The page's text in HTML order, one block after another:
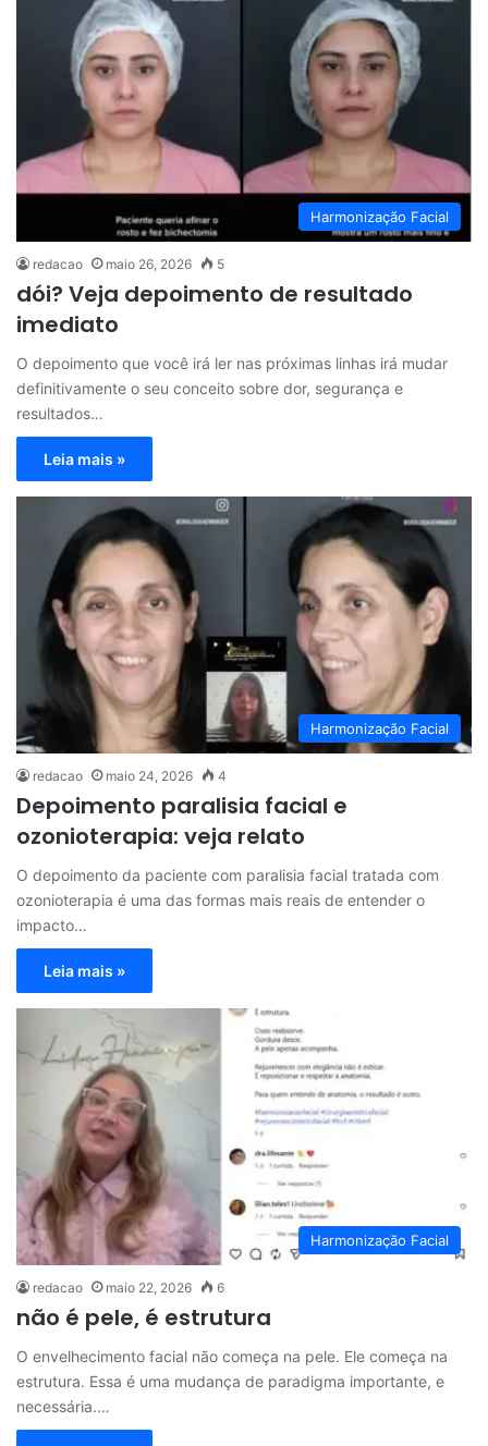
Harmonização Facial
redacao maio 26, 2026 5
dói? Veja depoimento de resultado
imediato
O depoimento que você irá ler nas próximas linhas irá mudar
definitivamente o seu conceito sobre dor, segurança e
resultados…
Leia mais »
Harmonização Facial
redacao maio 24, 2026 4
Depoimento paralisia facial e
ozonioterapia: veja relato
O depoimento da paciente com paralisia facial tratada com
ozonioterapia é uma das formas mais reais de entender o
impacto…
Leia mais »
Harmonização Facial
redacao maio 22, 2026 6
não é pele, é estrutura
O envelhecimento facial não começa na pele. Ele começa na
estrutura. Essa é uma mudança de paradigma importante, e
necessária.…